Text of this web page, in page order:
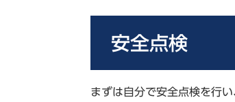
安全点検
まずは自分で安全点検を行